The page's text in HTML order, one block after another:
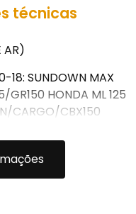
técnicas
AR)
18: SUNDOWN MAX
GR150 HONDA ML 125
CARGO/CBX150